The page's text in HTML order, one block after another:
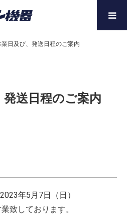
業日及び、発送日程のご案内
発送日程のご案内
年5月7日（日）
致しております。